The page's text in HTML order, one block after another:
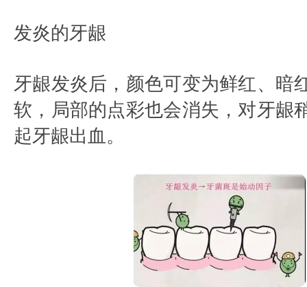
发炎的牙龈
牙龈发炎后，颜色可变为鲜红、暗
软，局部的点彩也会消失，对牙龈
起牙龈出血。